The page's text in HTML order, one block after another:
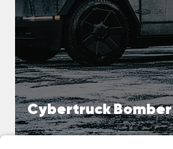
Cybertruck Bomber